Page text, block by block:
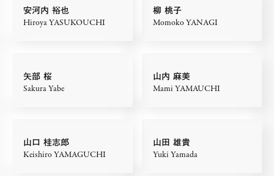
安河内 裕也
Hiroya YASUKOUCHI
柳 桃子
Momoko YANAGI
矢部 桜
Sakura Yabe
山内 麻美
Mami YAMAUCHI
山口 桂志郎
Keishiro YAMAGUCHI
山田 雄貴
Yuki Yamada